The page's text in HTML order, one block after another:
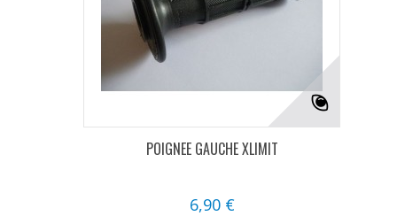
POIGNEE GAUCHE XLIMIT
6,90 €